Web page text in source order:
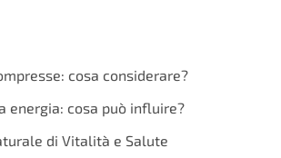
cosa considerare?
energia: cosa può influire?
di Vitalità e Salute